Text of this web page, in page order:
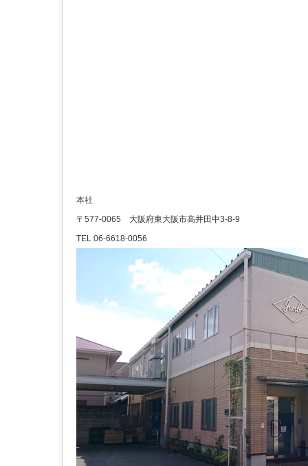
本社
〒577-0065 大阪府東大阪市高井田中3-8-9
TEL 06-6618-0056